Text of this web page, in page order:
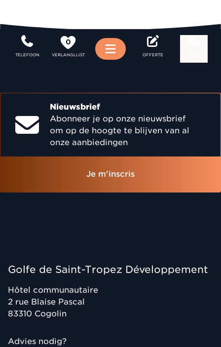
TELEFOON
0
VERLANGLIJST Menu OFFERTE
Nieuwsbrief
Abonneer je op onze nieuwsbrief
om op de hoogte te blijven van al
onze aanbiedingen
Je m'inscris
Golfe de Saint-Tropez Développement
Hôtel communautaire
2 rue Blaise Pascal
83310 Cogolin
Advies nodig?